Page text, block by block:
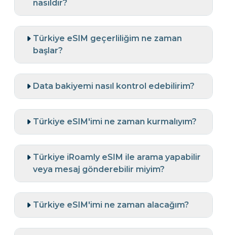
nasıldır?
Türkiye eSIM geçerliliğim ne zaman
başlar?
Data bakiyemi nasıl kontrol edebilirim?
Türkiye eSIM'imi ne zaman kurmalıyım?
Türkiye iRoamly eSIM ile arama yapabilir
veya mesaj gönderebilir miyim?
Türkiye eSIM'imi ne zaman alacağım?